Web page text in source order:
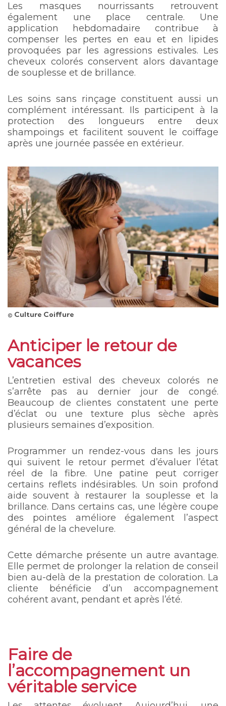
Les masques nourrissants retrouvent
également une place centrale. Une
application hebdomadaire contribue à
compenser les pertes en eau et en lipides
provoquées par les agressions estivales. Les
cheveux colorés conservent alors davantage
de souplesse et de brillance.
Les soins sans rinçage constituent aussi un
complément intéressant. Ils participent à la
protection des longueurs entre deux
shampoings et facilitent souvent le coiffage
après une journée passée en extérieur.
© Culture Coiffure
Anticiper le retour de
vacances
L’entretien estival des cheveux colorés ne
s’arrête pas au dernier jour de congé.
Beaucoup de clientes constatent une perte
d’éclat ou une texture plus sèche après
plusieurs semaines d’exposition.
Programmer un rendez-vous dans les jours
qui suivent le retour permet d’évaluer l’état
réel de la fibre. Une patine peut corriger
certains reflets indésirables. Un soin profond
aide souvent à restaurer la souplesse et la
brillance. Dans certains cas, une légère coupe
des pointes améliore également l’aspect
général de la chevelure.
Cette démarche présente un autre avantage.
Elle permet de prolonger la relation de conseil
bien au-delà de la prestation de coloration. La
cliente bénéficie d’un accompagnement
cohérent avant, pendant et après l’été.
Faire de
l’accompagnement un
véritable service